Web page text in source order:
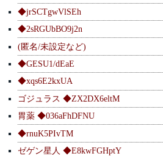
◆jrSCTgwVlSEh
◆2sRGUbBO9j2n
(匿名/未設定など)
◆GESU1/dEaE
◆xqs6E2kxUA
ゴジュラス ◆ZX2DX6eltM
胃薬 ◆036aFhDFNU
◆rnuK5PIvTM
ゼゲン星人 ◆E8kwFGHptY